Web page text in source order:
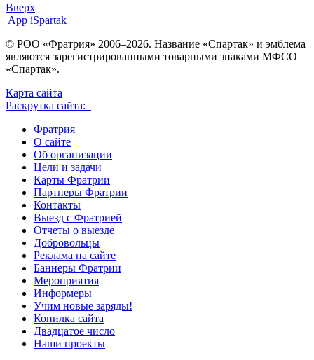
Вверх
App iSpartak
© РОО «Фратрия» 2006–2026. Название «Спартак» и эмблема
являются зарегистрированными товарными знаками МФСО
«Спартак».
Карта сайта
Раскрутка сайта:
Фратрия
О сайте
Об организации
Цели и задачи
Карты Фратрии
Партнеры Фратрии
Контакты
Выезд с Фратрией
Отчеты о выезде
Добровольцы
Реклама на сайте
Баннеры Фратрии
Мероприятия
Информеры
Учим новые заряды!
Копилка сайта
Двадцатое число
Наши проекты